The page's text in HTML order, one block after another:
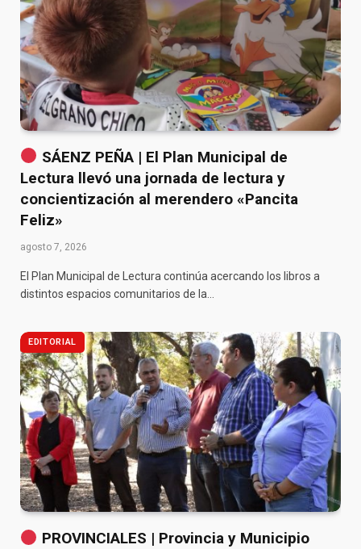
SÁENZ PEÑA | El Plan Municipal de
Lectura llevó una jornada de lectura y
concientización al merendero «Pancita
Feliz»
agosto 7, 2026
El Plan Municipal de Lectura continúa acercando los libros a
distintos espacios comunitarios de la…
EDITORIAL
PROVINCIALES | Provincia y Municipio